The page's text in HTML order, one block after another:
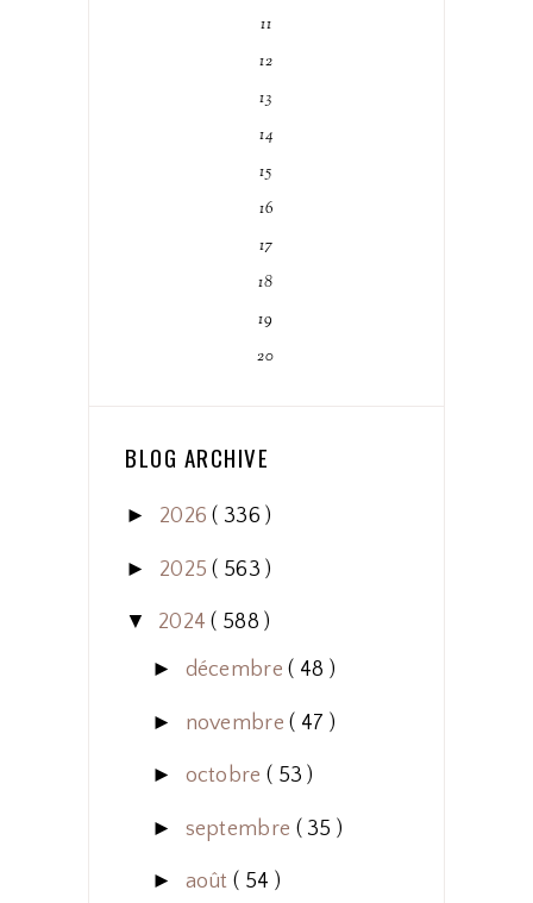
11
12
13
14
15
16
17
18
19
20
BLOG ARCHIVE
► 2026( 336 )
► 2025( 563 )
▼ 2024( 588 )
► décembre( 48 )
► novembre( 47 )
► octobre ( 53 )
► septembre ( 35 )
► août ( 54 )